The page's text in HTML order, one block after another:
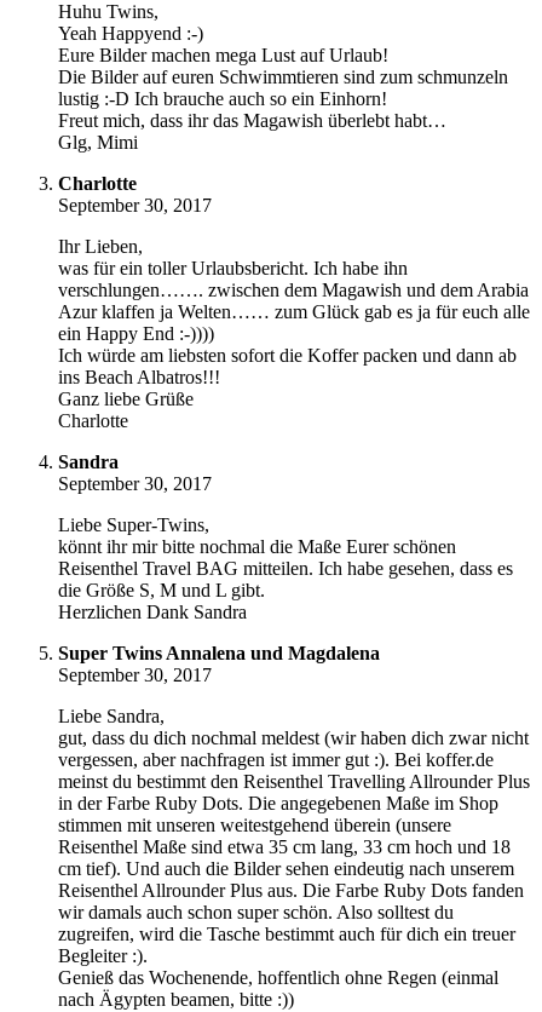
Huhu Twins,
Yeah Happyend :-)
Eure Bilder machen mega Lust auf Urlaub!
Die Bilder auf euren Schwimmtieren sind zum schmunzeln
lustig :-D Ich brauche auch so ein Einhorn!
Freut mich, dass ihr das Magawish überlebt habt…
Glg, Mimi
Charlotte
September 30, 2017
Ihr Lieben,
was für ein toller Urlaubsbericht. Ich habe ihn
verschlungen……. zwischen dem Magawish und dem Arabia
Azur klaffen ja Welten…… zum Glück gab es ja für euch alle
ein Happy End :-))))
Ich würde am liebsten sofort die Koffer packen und dann ab
ins Beach Albatros!!!
Ganz liebe Grüße
Charlotte
Sandra
September 30, 2017
Liebe Super-Twins,
könnt ihr mir bitte nochmal die Maße Eurer schönen
Reisenthel Travel BAG mitteilen. Ich habe gesehen, dass es
die Größe S, M und L gibt.
Herzlichen Dank Sandra
Super Twins Annalena und Magdalena
September 30, 2017
Liebe Sandra,
gut, dass du dich nochmal meldest (wir haben dich zwar nicht
vergessen, aber nachfragen ist immer gut :). Bei koffer.de
meinst du bestimmt den Reisenthel Travelling Allrounder Plus
in der Farbe Ruby Dots. Die angegebenen Maße im Shop
stimmen mit unseren weitestgehend überein (unsere
Reisenthel Maße sind etwa 35 cm lang, 33 cm hoch und 18
cm tief). Und auch die Bilder sehen eindeutig nach unserem
Reisenthel Allrounder Plus aus. Die Farbe Ruby Dots fanden
wir damals auch schon super schön. Also solltest du
zugreifen, wird die Tasche bestimmt auch für dich ein treuer
Begleiter :).
Genieß das Wochenende, hoffentlich ohne Regen (einmal
nach Ägypten beamen, bitte :))